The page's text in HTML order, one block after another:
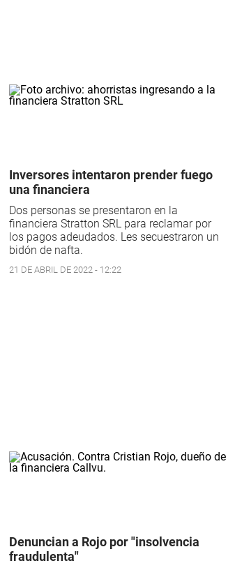
Inversores intentaron prender fuego
una financiera
Dos personas se presentaron en la
financiera Stratton SRL para reclamar por
los pagos adeudados. Les secuestraron un
bidón de nafta.
21 DE ABRIL DE 2022 - 12:22
Denuncian a Rojo por "insolvencia
fraudulenta"